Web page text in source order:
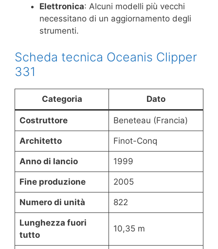
Elettronica: Alcuni modelli più vecchi
necessitano di un aggiornamento degli
strumenti.
Scheda tecnica Oceanis Clipper
331
Categoria Dato
Costruttore Beneteau (Francia)
Architetto Finot-Conq
Anno di lancio 1999
Fine produzione 2005
Numero di unità 822
Lunghezza fuori
tutto
10,35 m